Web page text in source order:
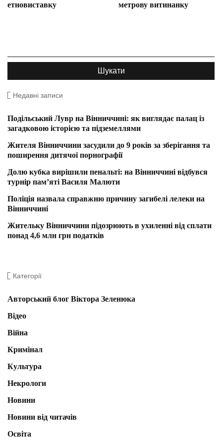
етновиставку
метрову витинанку
Недавні записи
Подільський Лувр на Вінниччині: як виглядає палац із
загадковою історією та підземеллями
Жителя Вінниччини засудили до 9 років за зберігання та
поширення дитячої порнографії
Долю кубка вирішили пенальті: на Вінниччині відбувся
турнір пам’яті Василя Малюти
Поліція назвала справжню причину загибелі лелеки на
Вінниччині
Жительку Вінниччини підозрюють в ухиленні від сплати
понад 4,6 млн грн податків
Категорії
Авторський блог Віктора Зеленюка
Відео
Війна
Кримінал
Культура
Некрологи
Новини
Новини від читачів
Освіта